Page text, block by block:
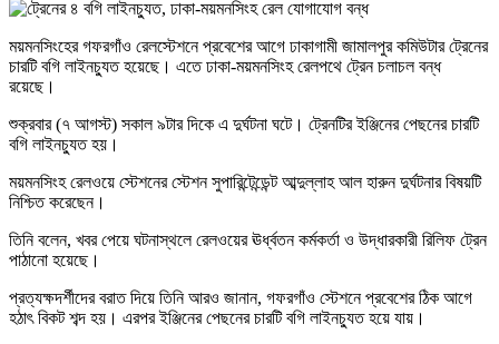
ময়মনসিংহের গফরগাঁও রেলস্টেশনে প্রবেশের আগে ঢাকাগামী জামালপুর কমিউটার ট্রেনের
চারটি বগি লাইনচ্যুত হয়েছে। এতে ঢাকা-ময়মনসিংহ রেলপথে ট্রেন চলাচল বন্ধ
রয়েছে।
শুক্রবার (৭ আগস্ট) সকাল ৯টার দিকে এ দুর্ঘটনা ঘটে। ট্রেনটির ইঞ্জিনের পেছনের চারটি
বগি লাইনচ্যুত হয়।
ময়মনসিংহ রেলওয়ে স্টেশনের স্টেশন সুপারিন্টেন্ডেন্ট আব্দুল্লাহ আল হারুন দুর্ঘটনার বিষয়টি
নিশ্চিত করেছেন।
তিনি বলেন, খবর পেয়ে ঘটনাস্থলে রেলওয়ের ঊর্ধ্বতন কর্মকর্তা ও উদ্ধারকারী রিলিফ ট্রেন
পাঠানো হয়েছে।
প্রত্যক্ষদর্শীদের বরাত দিয়ে তিনি আরও জানান, গফরগাঁও স্টেশনে প্রবেশের ঠিক আগে
হঠাৎ বিকট শব্দ হয়। এরপর ইঞ্জিনের পেছনের চারটি বগি লাইনচ্যুত হয়ে যায়।